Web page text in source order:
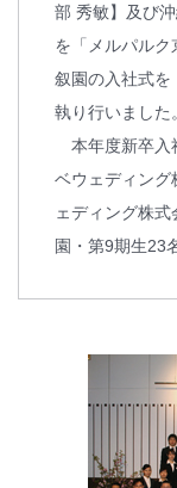
部 秀敏】及び
を「メルパル
叙園の入社式を
執り行いました。
本年度新卒入
ベウェディング
ェディング株
園・第9期生23